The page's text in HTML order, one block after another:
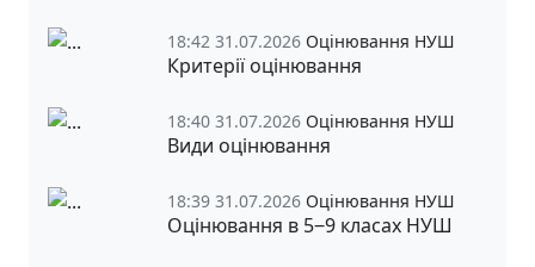
18:42 31.07.2026 Оцінювання НУШ
Критерії оцінювання
18:40 31.07.2026 Оцінювання НУШ
Види оцінювання
18:39 31.07.2026 Оцінювання НУШ
Оцінювання в 5‒9 класах НУШ